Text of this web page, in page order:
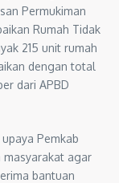
Permukiman
Rumah Tidak
215 unit rumah
dengan total
dari APBD
Pemkab
masyarakat agar
bantuan